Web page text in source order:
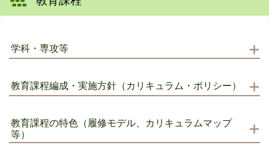
学科・専攻等
教育課程編成・実施方針（カリキュラム・ポリシー）
教育課程の特色（履修モデル、カリキュラムマップ
等）